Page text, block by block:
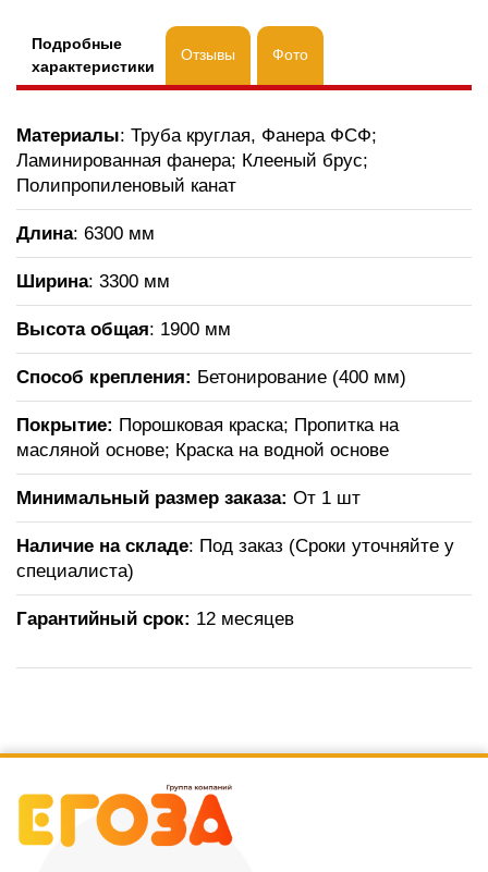
Подробные
характеристики
Отзывы Фото
Материалы: Труба круглая, Фанера ФСФ;
Ламинированная фанера; Клееный брус;
Полипропиленовый канат
Длина: 6300 мм
Ширина: 3300 мм
Высота общая: 1900 мм
Способ крепления: Бетонирование (400 мм)
Покрытие: Порошковая краска; Пропитка на
масляной основе; Краска на водной основе
Минимальный размер заказа: От 1 шт
Наличие на складе: Под заказ (Сроки уточняйте у
специалиста)
Гарантийный срок: 12 месяцев